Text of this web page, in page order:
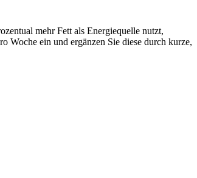
mehr Fett als Energiequelle nutzt,
Woche ein und ergänzen Sie diese durch kurze,